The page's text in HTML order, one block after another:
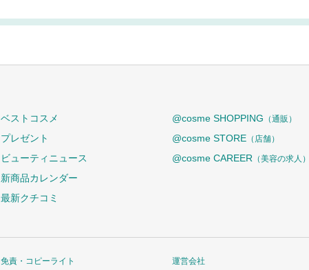
ベストコスメ
プレゼント
ビューティニュース
新商品カレンダー
最新クチコミ
@cosme SHOPPING （通販）
@cosme STORE （店舗）
@cosme CAREER （美容の求人）
免責・コピーライト 運営会社